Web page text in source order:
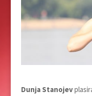
Dunja Stanojev